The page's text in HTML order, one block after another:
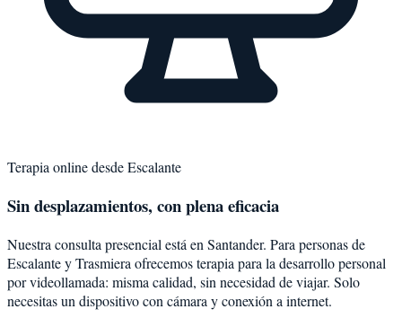
Terapia online desdeEscalante
Sin desplazamientos, con plena eficacia
Nuestra consulta presencial está en Santander. Para personas de
EscalanteyTrasmiera ofrecemos terapia para la desarrollo personal
por videollamada: misma calidad, sin necesidad de viajar. Solo
necesitas un dispositivo con cámara y conexión a internet.